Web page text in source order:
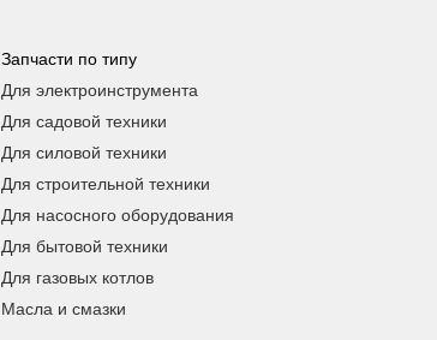
Запчасти по типу
Для электроинструмента
Для садовой техники
Для силовой техники
Для строительной техники
Для насосного оборудования
Для бытовой техники
Для газовых котлов
Масла и смазки